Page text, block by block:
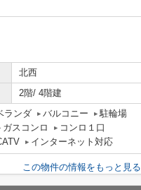
北西
2階/ 4階建
ランダ バルコニー
駐輪場
ガスコンロ
コンロ１口
インターネット対応
この物件の情報をもっと見る